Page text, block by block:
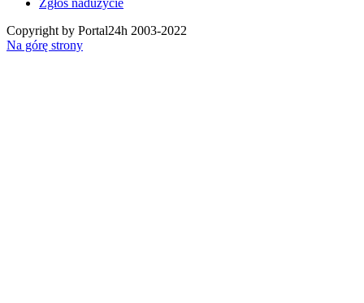
Copyright by Portal24h 2003-2022
Na górę strony